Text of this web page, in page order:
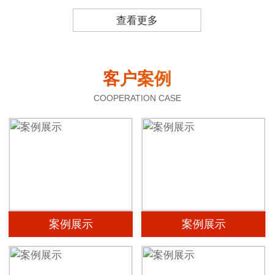
查看更多
客户案例
COOPERATION CASE
案例展示 案例展示